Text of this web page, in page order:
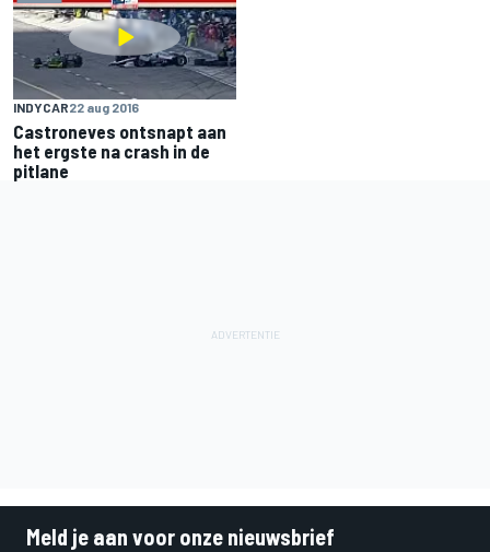
INDYCAR22 aug 2016
Castroneves ontsnapt aan
het ergste na crash in de
pitlane
Meld je aan voor onze nieuwsbrief